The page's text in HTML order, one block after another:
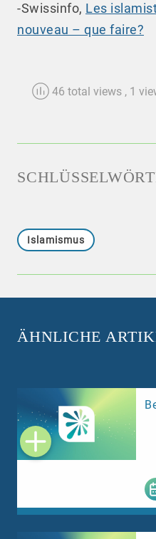
-Swissinfo, Les
nouveau – que faire?
46 total views , 1
Islamismus
ÄHNLICHE